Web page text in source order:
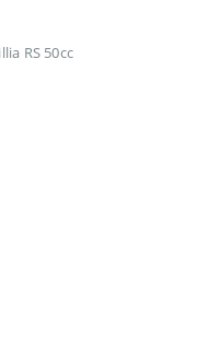
RS 50cc